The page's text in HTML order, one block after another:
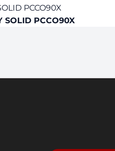
PCCO90X
PCCO90X